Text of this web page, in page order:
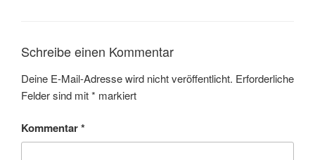
Schreibe einen Kommentar
Deine E-Mail-Adresse wird nicht veröffentlicht. Erforderliche
Felder sind mit* markiert
Kommentar*